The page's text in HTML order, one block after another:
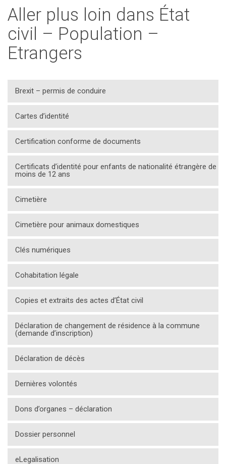
Aller plus loin dans État
civil – Population –
Etrangers
Brexit – permis de conduire
Cartes d’identité
Certification conforme de documents
Certificats d’identité pour enfants de nationalité étrangère de
moins de 12 ans
Cimetière
Cimetière pour animaux domestiques
Clés numériques
Cohabitation légale
Copies et extraits des actes d’État civil
Déclaration de changement de résidence à la commune
(demande d’inscription)
Déclaration de décès
Dernières volontés
Dons d’organes – déclaration
Dossier personnel
eLegalisation